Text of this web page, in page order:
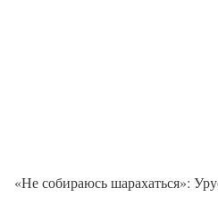
«Не собираюсь шарахаться»: